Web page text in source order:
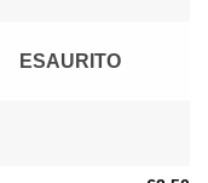
ESAURITO